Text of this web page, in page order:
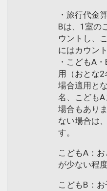
・旅行代金
Bは、1室の
ウントし、
にはカウン
・こどもA
用（おとな
場合適用と
名、こども
場合もあり
ない場合は
す。
こどもA：
が少ない程
こどもB：